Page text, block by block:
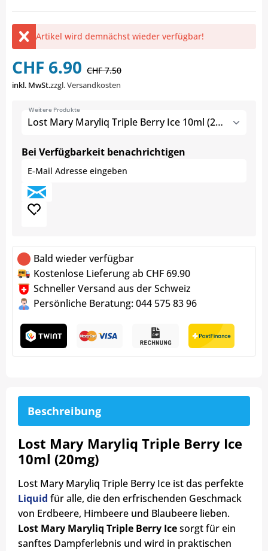
Artikel wird demnächst wieder verfügbar!
CHF 6.90 CHF 7.50
inkl. MwSt.zzgl. Versandkosten
Lost Mary Maryliq Triple Berry Ice 10ml (20mg)
Weitere Produkte
Bei Verfügbarkeit benachrichtigen
Bald wieder verfügbar
Kostenlose Lieferung ab CHF 69.90
Schneller Versand aus der Schweiz
Persönliche Beratung: 044 575 83 96
Beschreibung
Lost Mary Maryliq Triple Berry Ice
10ml (20mg)
Lost Mary Maryliq Triple Berry Ice ist das perfekte
Liquid für alle, die den erfrischenden Geschmack
von Erdbeere, Himbeere und Blaubeere lieben.
Lost Mary Maryliq Triple Berry Icesorgt für ein
sanftes Dampferlebnis und wird in praktischen